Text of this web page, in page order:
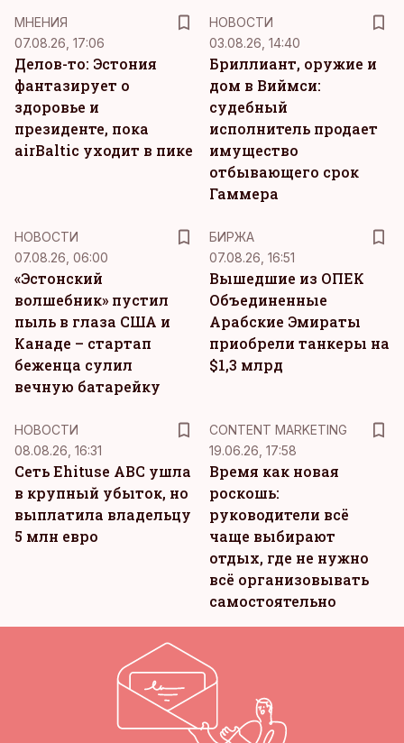
MНЕНИЯ
07.08.26, 17:06
Делов-то: Эстония
фантазирует о
здоровье и
президенте, пока
airBaltic уходит в пике
НОВОСТИ
03.08.26, 14:40
Бриллиант, оружие и
дом в Виймси:
судебный
исполнитель продает
имущество
отбывающего срок
Гаммера
НОВОСТИ
07.08.26, 06:00
«Эстонский
волшебник» пустил
пыль в глаза США и
Канаде – стартап
беженца сулил
вечную батарейку
БИРЖА
07.08.26, 16:51
Вышедшие из ОПЕК
Объединенные
Арабские Эмираты
приобрели танкеры на
$1,3 млрд
НОВОСТИ
08.08.26, 16:31
Сеть Ehituse ABC ушла
в крупный убыток, но
выплатила владельцу
5 млн евро
CONTENT MARKETING
19.06.26, 17:58
Время как новая
роскошь:
руководители всё
чаще выбирают
отдых, где не нужно
всё организовывать
самостоятельно